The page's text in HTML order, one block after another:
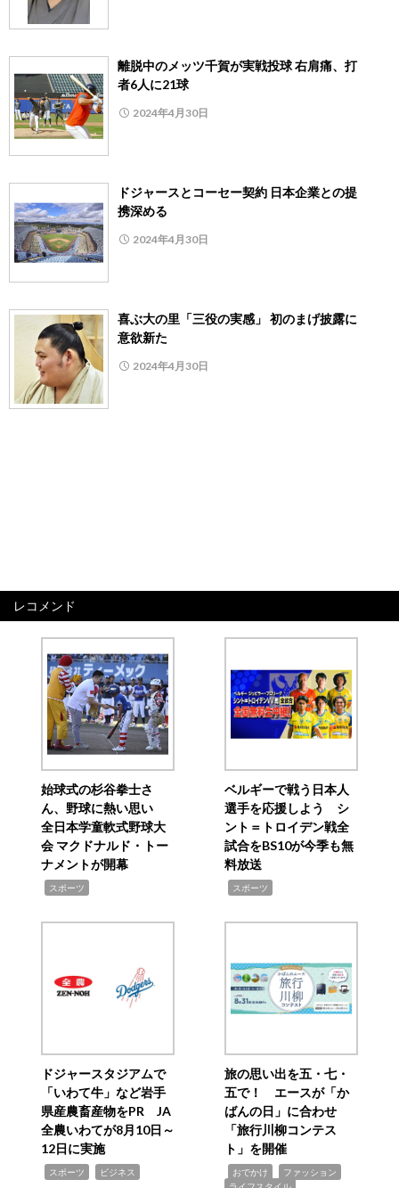
離脱中のメッツ千賀が実戦投球 右肩痛、打
者6人に21球
2024年4月30日
ドジャースとコーセー契約 日本企業との提
携深める
2024年4月30日
喜ぶ大の里「三役の実感」 初のまげ披露に
意欲新た
2024年4月30日
レコメンド
始球式の杉谷拳士さ
ん、野球に熱い思い
全日本学童軟式野球大
会 マクドナルド・トー
ナメントが開幕
スポーツ
ベルギーで戦う日本人
選手を応援しよう シ
ント＝トロイデン戦全
試合をBS10が今季も無
料放送
スポーツ
ドジャースタジアムで
「いわて牛」など岩手
県産農畜産物をPR JA
全農いわてが8月10日～
12日に実施
スポーツ ビジネス
旅の思い出を五・七・
五で！ エースが「か
ばんの日」に合わせ
「旅行川柳コンテス
ト」を開催
おでかけ ファッション